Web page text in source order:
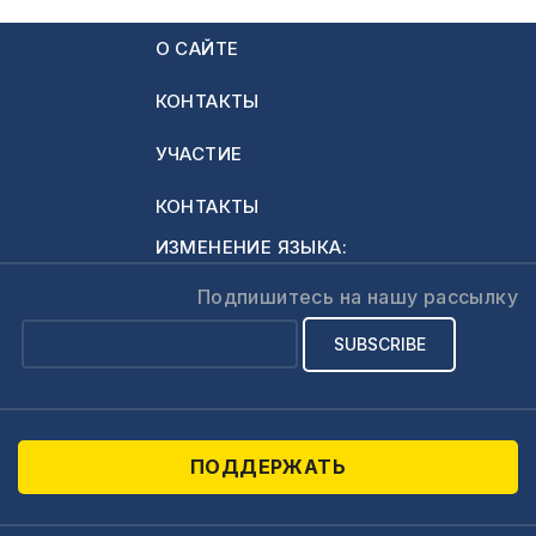
субботы, как тогда
можно объяснить
23:56 и Евангелия
В тексте Евангелия
от Луки написано
так: Последовали
также и женщины,
пришедшие с…
О САЙТЕ
КОНТАКТЫ
УЧАСТИЕ
КОНТАКТЫ
ИЗМЕНЕНИЕ ЯЗЫКА:
Подпишитесь на нашу рассылку
ПОДДЕРЖАТЬ